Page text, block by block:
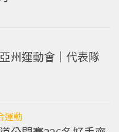
州運動會｜代表隊
運動